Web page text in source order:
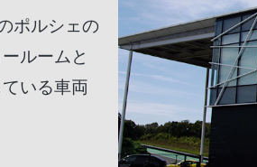
ポルシェの
ルームと
いる車両